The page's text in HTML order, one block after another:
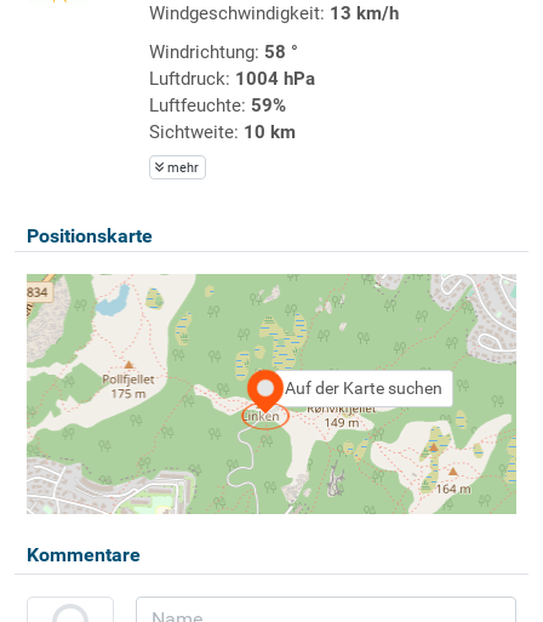
Windgeschwindigkeit: 13 km/h
Windrichtung: 58 °
Luftdruck: 1004 hPa
Luftfeuchte: 59%
Sichtweite: 10 km
mehr
Positionskarte
Auf der Karte suchen
Kommentare